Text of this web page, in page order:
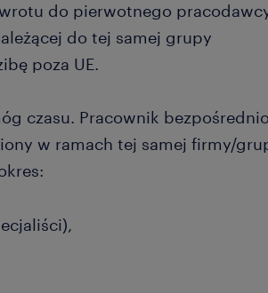
do pierwotnego
do tej samej grupy
poza UE.
czasu. Pracownik bezpośrednio
w ramach tej samej firmy/